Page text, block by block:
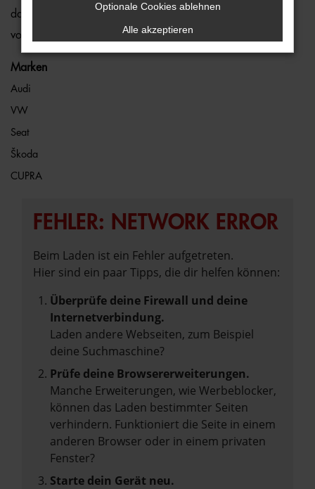
darin, dass wir nur erstklassige Fahrzeuge auf die Straßen
von Berlin lassen. Ohne „Wenn und Aber“.
Marken
Audi
VW
Seat
Škoda
CUPRA
FEHLER: NETWORK ERROR
Beim Laden ist ein Fehler aufgetreten.
Hier sind ein paar Tipps, die dir helfen können:
Überprüfe deine Firewall und deine
Internetverbindung.
Laden andere Webseiten, zum Beispiel
deine Suchmaschine?
Prüfe deine Browsererweiterungen.
Manche Erweiterungen, wie Werbeblocker,
können das Laden bestimmter Seiten
verhindern. Funktioniert die Seite in einem
anderen Browser oder in einem privaten
Fenster?
Starte dein Gerät neu.
Optionale Cookies ablehnen
Alle akzeptieren